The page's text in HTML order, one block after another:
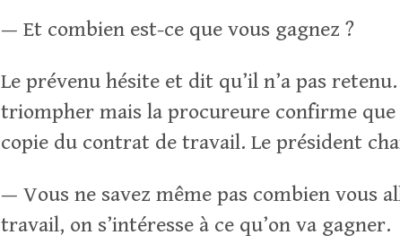
— Et combien est-ce que vous gagnez ?
Le prévenu hésite et dit qu’il n’a pas
triompher mais la procureure confirme que
copie du contrat de travail. Le président
— Vous ne savez même pas combien vous
travail, on s’intéresse à ce qu’on va gagner.